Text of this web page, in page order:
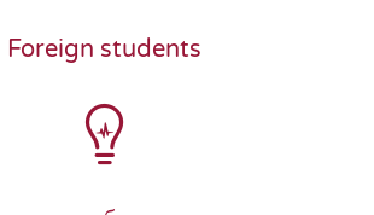
Foreign students